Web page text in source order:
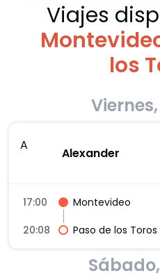
Viajes
los
A
Alexander
17:00
Montevideo
20:08
Paso de los Toros